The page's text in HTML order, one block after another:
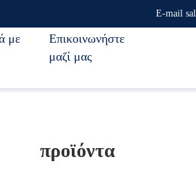
E-mail
με
Επικοινωνήστε
μαζί μας
προϊόντα